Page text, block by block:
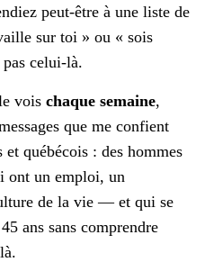
peut-être à une liste de
sur toi » ou « sois
celui-là.
vois chaque semaine,
que me confient
québécois : des hommes
ont un emploi, un
de la vie — et qui se
ans sans comprendre